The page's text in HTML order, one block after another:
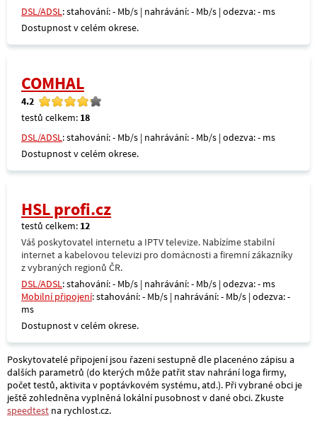
DSL/ADSL: stahování: - Mb/s | nahrávání: - Mb/s | odezva: - ms
Dostupnost v celém okrese.
COMHAL
4.2
testů celkem: 18
DSL/ADSL: stahování: - Mb/s | nahrávání: - Mb/s | odezva: - ms
Dostupnost v celém okrese.
HSL profi.cz
testů celkem: 12
Váš poskytovatel internetu a IPTV televize. Nabízíme stabilní
internet a kabelovou televizi pro domácnosti a firemní zákazníky
z vybraných regionů ČR.
DSL/ADSL: stahování: - Mb/s | nahrávání: - Mb/s | odezva: - ms
Mobilní připojení: stahování: - Mb/s | nahrávání: - Mb/s | odezva: -
ms
Dostupnost v celém okrese.
Poskytovatelé připojení jsou řazeni sestupně dle placenéno zápisu a
dalších parametrů (do kterých může patřit stav nahrání loga firmy,
počet testů, aktivita v poptávkovém systému, atd.). Při vybrané obci je
ještě zohledněna vyplněná lokální pusobnost v dané obci. Zkuste
speedtest na rychlost.cz.